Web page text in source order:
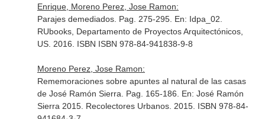
Enrique, Moreno Perez, Jose Ramon:
Parajes demediados. Pag. 275-295. En: Idpa_02
RUbooks, Departamento de Proyectos Arquitectónicos,
US. 2016. ISBN ISBN 978-84-941838-9-8
Moreno Perez, Jose Ramon:
Rememoraciones sobre apuntes al natural de las casas
de José Ramón Sierra. Pag. 165-186. En: José Ramón
Sierra 2015. Recolectores Urbanos. 2015. ISBN 978-84-